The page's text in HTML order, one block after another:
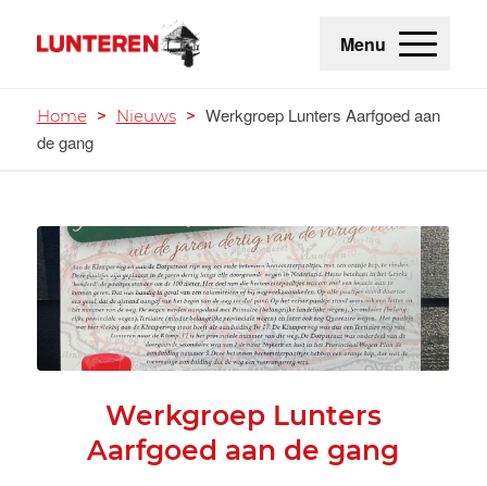
Menu
Home > Nieuws > Werkgroep Lunters Aarfgoed aan
de gang
Werkgroep Lunters
Aarfgoed aan de gang